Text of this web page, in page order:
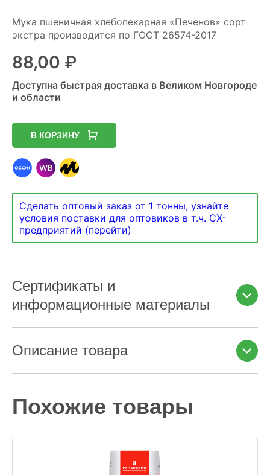
Мука пшеничная хлебопекарная «Печенов» сорт
экстра производится по ГОСТ 26574-2017
88,00 ₽
Доступна быстрая доставка в Великом Новгороде
и области
В КОРЗИНУ
Сделать оптовый заказ от 1 тонны, узнайте
условия поставки для оптовиков в т.ч. СХ-
предприятий (перейти)
Сертификаты и
информационные материалы
Описание товара
Похожие товары